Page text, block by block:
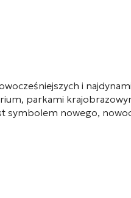
i
parkami
symbolem nowego,